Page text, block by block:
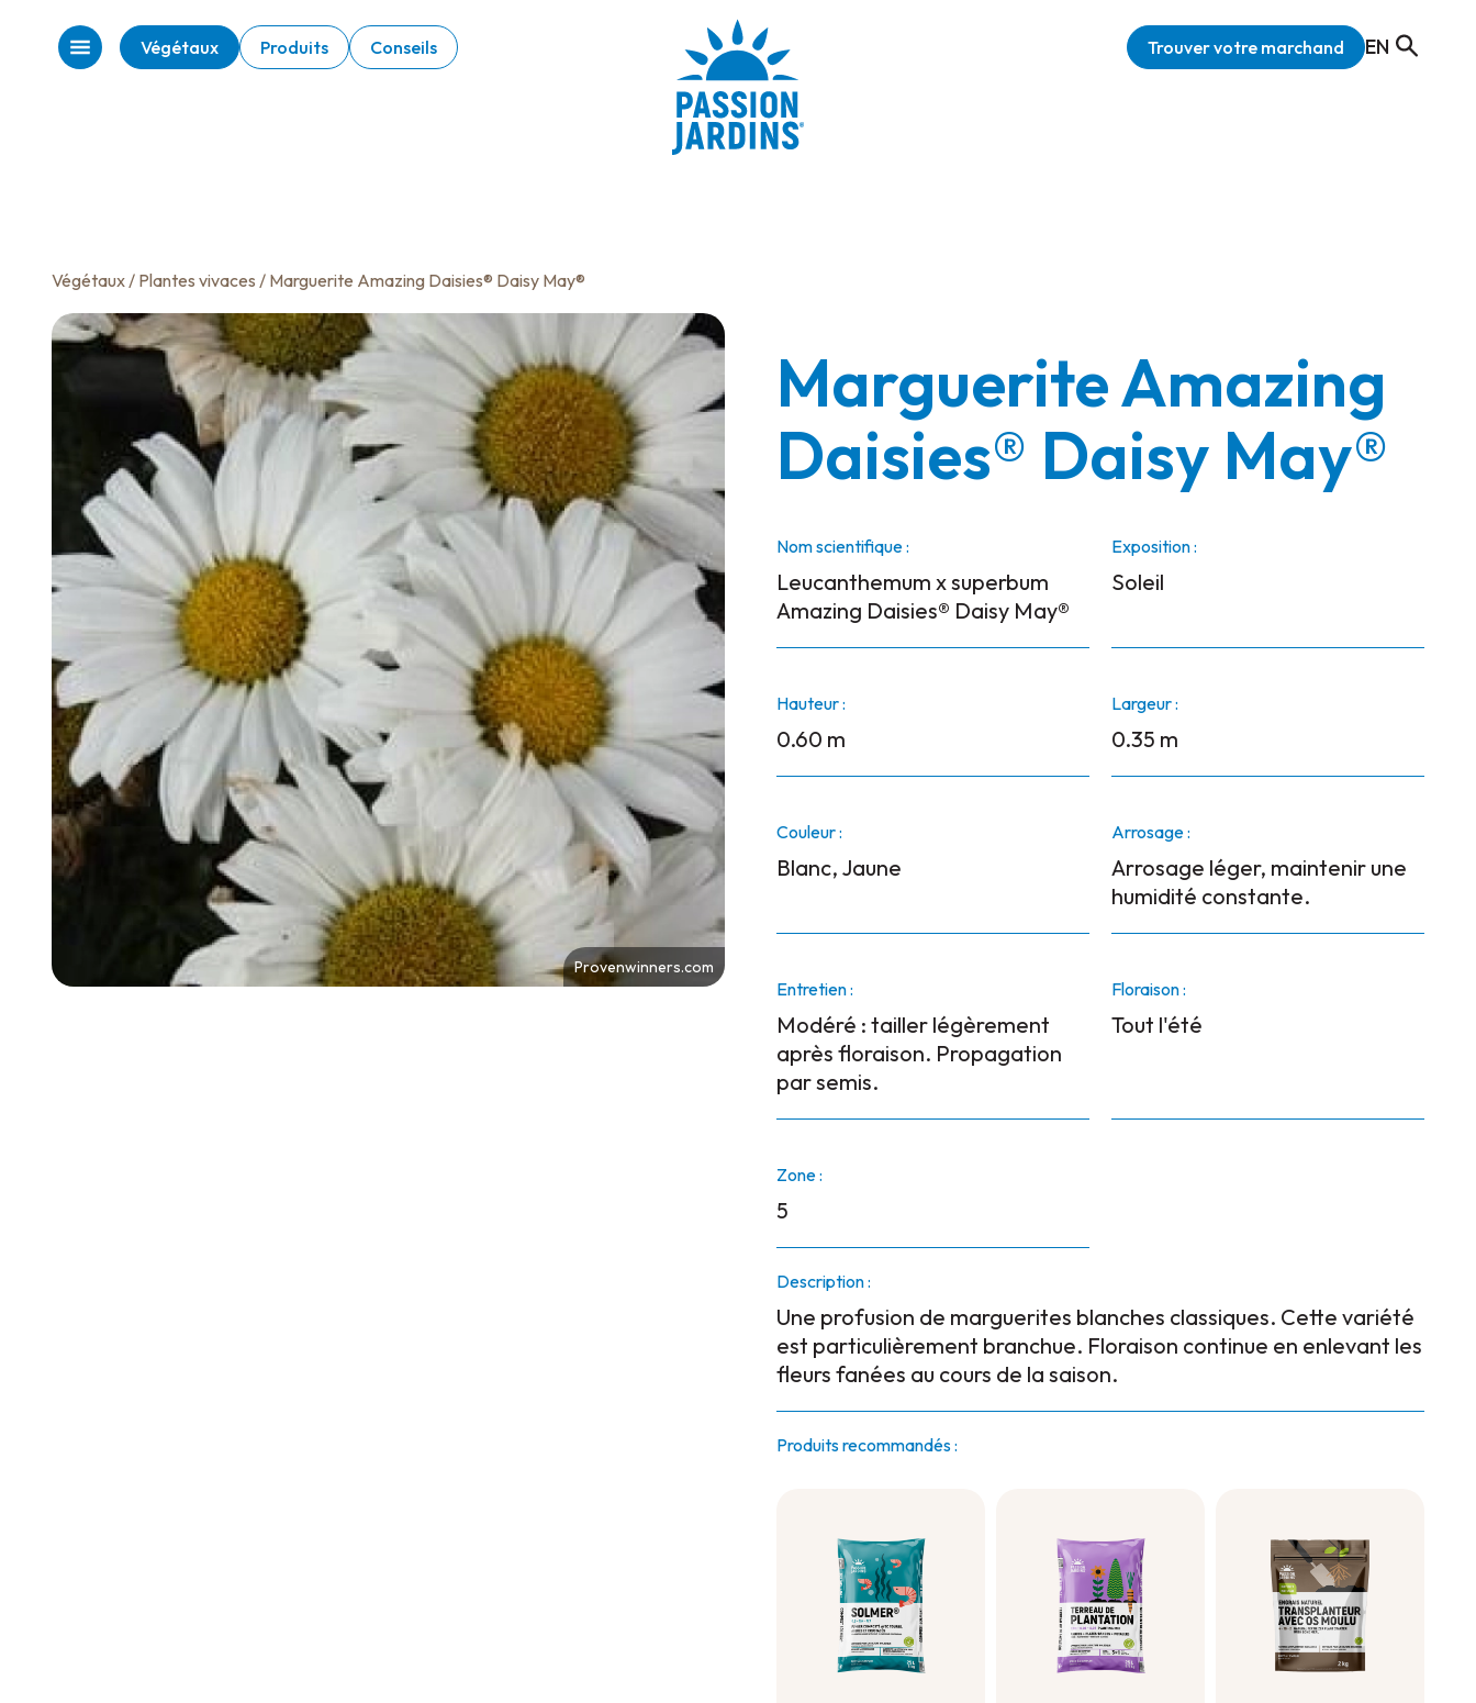
Végétaux Produits Conseils Trouver votre marchand EN
Végétaux/ Plantes vivaces / Marguerite Amazing Daisies® Daisy May®
Provenwinners.com
Marguerite Amazing
Daisies® Daisy May®
Nom scientifique :
Leucanthemum x superbum
Amazing Daisies® Daisy May®
Exposition :
Soleil
Hauteur :
0.60 m
Largeur :
0.35 m
Couleur :
Blanc, Jaune
Arrosage :
Arrosage léger, maintenir une
humidité constante.
Entretien :
Modéré : tailler légèrement
après floraison. Propagation
par semis.
Floraison :
Tout l'été
Zone :
5
Description :
Une profusion de marguerites blanches classiques. Cette variété
est particulièrement branchue. Floraison continue en enlevant les
fleurs fanées au cours de la saison.
Produits recommandés :